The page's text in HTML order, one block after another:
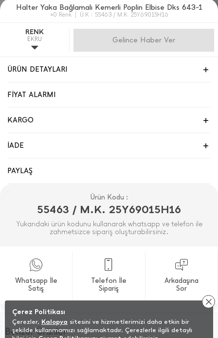
Halter Yaka Bağlamalı Kemerli Poplin Elbise Dks 643-1
+0 Renk Ü.K : 55463 / M.K. 25Y69015H16
RENK
EKRU Gelince Haber Ver
ÜRÜN DETAYLARI
FİYAT ALARMI
KARGO
İADE
PAYLAŞ
Ürün Kodu :
55463 / M.K. 25Y69015H16
Yukarıdaki ürün kodunu kullanarak whatsapp ve telefon ile
zahmetsizce sipariş oluşturabilirsiniz.
Whatsapp İle
Satış
Telefon İle
Sipariş
Arkadaşına
Sor
Benzer Ürünler
Çerez Politikası
Çerezler, Kalopya sitesini ve hizmetlerimizi daha etkin bir
şekilde kullanmamızı sağlamaktadır. Çerezlerle ilgili detaylı